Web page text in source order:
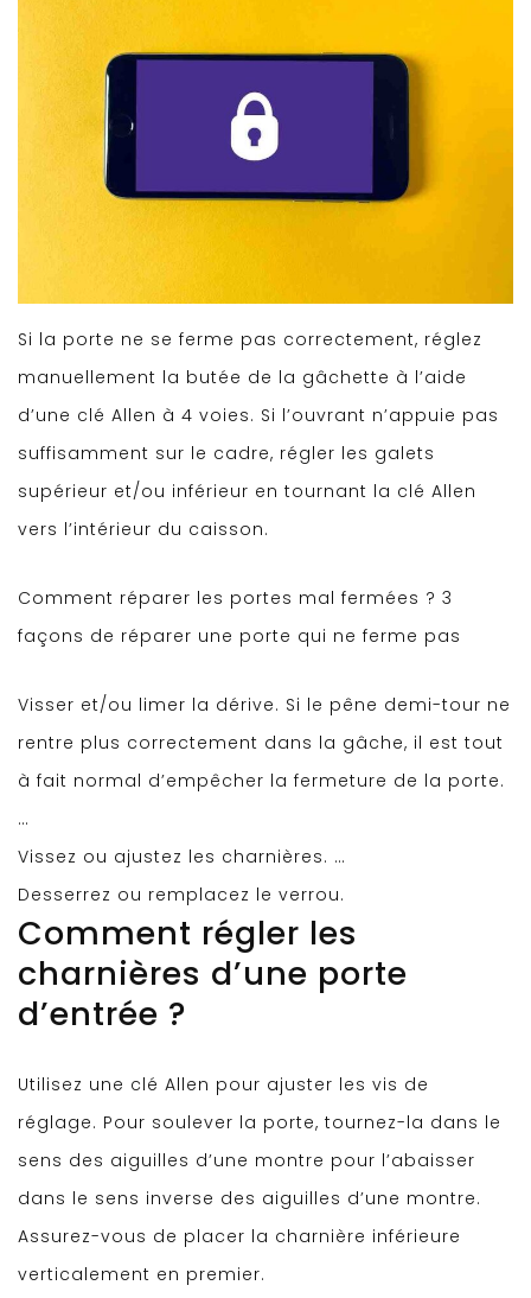
Si la porte ne se ferme pas correctement, réglez
manuellement la butée de la gâchette à l’aide
d’une clé Allen à 4 voies. Si l’ouvrant n’appuie pas
suffisamment sur le cadre, régler les galets
supérieur et/ou inférieur en tournant la clé Allen
vers l’intérieur du caisson.
Comment réparer les portes mal fermées ? 3
façons de réparer une porte qui ne ferme pas
Visser et/ou limer la dérive. Si le pêne demi-tour ne
rentre plus correctement dans la gâche, il est tout
à fait normal d’empêcher la fermeture de la porte.
…
Vissez ou ajustez les charnières. …
Desserrez ou remplacez le verrou.
Comment régler les
charnières d’une porte
d’entrée ?
Utilisez une clé Allen pour ajuster les vis de
réglage. Pour soulever la porte, tournez-la dans le
sens des aiguilles d’une montre pour l’abaisser
dans le sens inverse des aiguilles d’une montre.
Assurez-vous de placer la charnière inférieure
verticalement en premier.